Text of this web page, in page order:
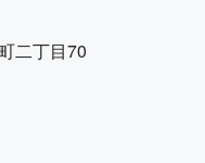
二丁目70